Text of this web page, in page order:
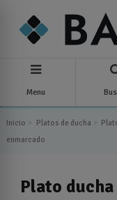
Menu
Inicio Platos de ducha
enmarcado
Plato